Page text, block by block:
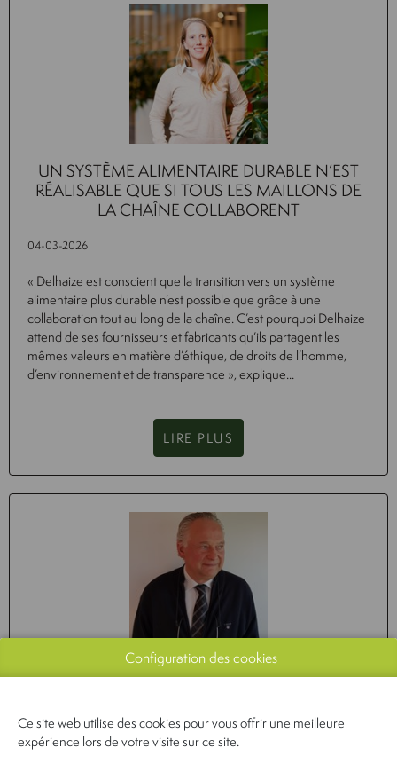
UN SYSTÈME ALIMENTAIRE DURABLE N’EST
RÉALISABLE QUE SI TOUS LES MAILLONS DE
LA CHAÎNE COLLABORENT
04-03-2026
« Delhaize est conscient que la transition vers un système
alimentaire plus durable n’est possible que grâce à une
collaboration tout au long de la chaîne. C’est pourquoi Delhaize
attend de ses fournisseurs et fabricants qu’ils partagent les
mêmes valeurs en matière d’éthique, de droits de l’homme,
d’environnement et de transparence », explique...
LIRE PLUS
QUE RÉSERVE L’ANNÉE 2026 À L’INDUSTRIE
GÉOPOLITIQUE ?
04-03-2026
Configuration des cookies
Ce site web utilise des cookies pour vous offrir une meilleure
expérience lors de votre visite sur ce site.